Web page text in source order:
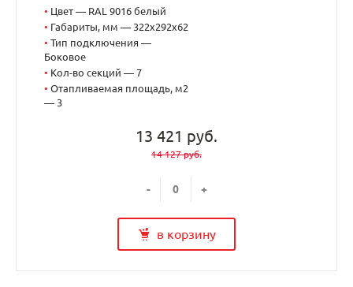
• Цвет — RAL 9016 белый
• Габариты, мм — 322x292x62
• Тип подключения —
Боковое
• Кол-во секций — 7
• Отапливаемая площадь, м2
— 3
13 421 руб.
14 127 руб.
- +
в корзину